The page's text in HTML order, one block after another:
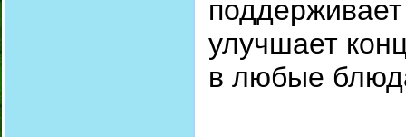
улучшает
в любые